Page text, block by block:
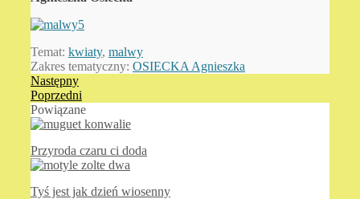
Temat: kwiaty, malwy
Zakres tematyczny: OSIECKA Agnieszka
Następny
Poprzedni
Powiązane
Przyroda czaru ci doda
Tyś jest jak dzień wiosenny